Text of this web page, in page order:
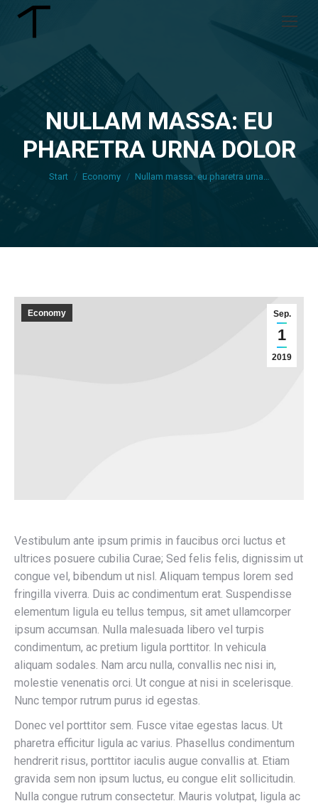
NULLAM MASSA: EU
PHARETRA URNA DOLOR
Sie befinden sich hier:
Start Economy Nullam massa: eu pharetra urna…
Sep.
1
2019
Economy
Vestibulum ante ipsum primis in faucibus orci luctus et
ultrices posuere cubilia Curae; Sed felis felis, dignissim ut
congue vel, bibendum ut nisl. Aliquam tempus lorem sed
fringilla viverra. Duis ac condimentum erat. Suspendisse
elementum ligula eu tellus tempus, sit amet ullamcorper
ipsum accumsan. Nulla malesuada libero vel turpis
condimentum, ac pretium ligula porttitor. In vehicula
aliquam sodales. Nam arcu nulla, convallis nec nisi in,
molestie venenatis orci. Ut congue at nisi in scelerisque.
Nunc tempor rutrum purus id egestas.
Donec vel porttitor sem. Fusce vitae egestas lacus. Ut
pharetra efficitur ligula ac varius. Phasellus condimentum
hendrerit risus, porttitor iaculis augue convallis at. Etiam
gravida sem non ipsum luctus, eu congue elit sollicitudin.
Nulla congue rutrum consectetur. Mauris volutpat, ligula ac